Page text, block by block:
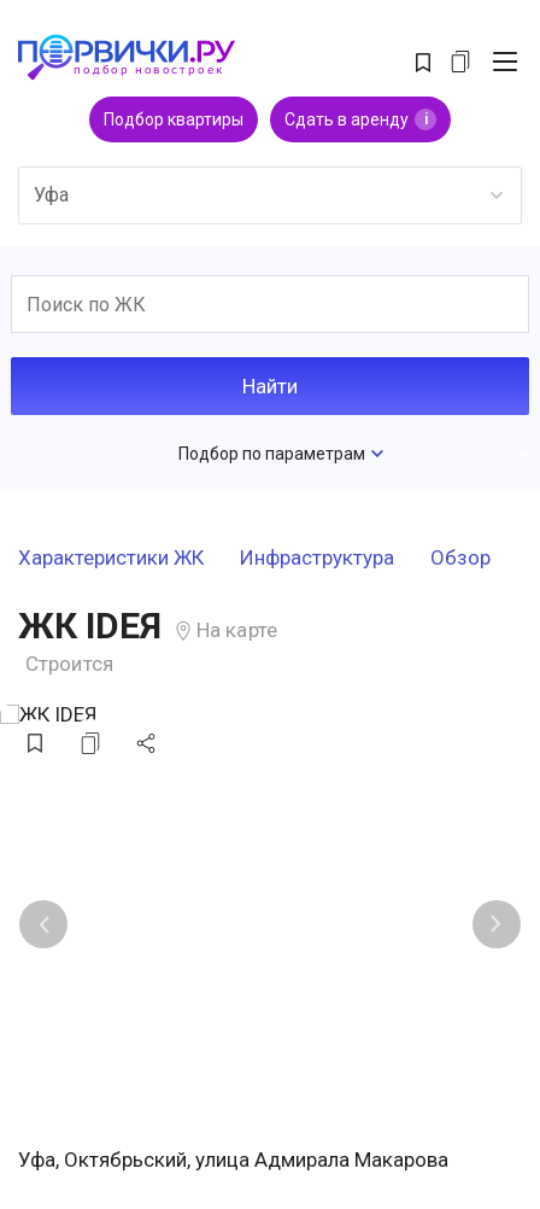
Подбор квартиры Сдать в аренду i
Уфа
Подбор по параметрам
Характеристики ЖК Инфраструктура Обзор
ЖК IDEЯ
На карте
Строится
Уфа, Октябрьский, улица Адмирала Макарова